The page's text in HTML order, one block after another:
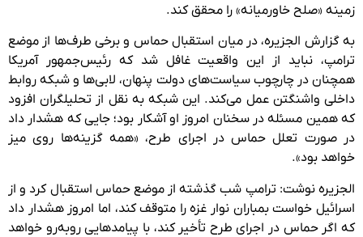
زمینه «صلح خاورمیانه» را محقق کند.
به گزارش الجزیره، در میان استقبال حماس و برخی طرف‌ها از موضع
ترامپ، نباید از این واقعیت غافل شد که رئیس‌جمهور آمریکا
همچنان در چارچوب سیاست‌های دولت پنهان، لابی‌ها و شبکه روابط
داخلی واشنگتن عمل می‌کند. این شبکه به نقل از تحلیلگران افزود
که همین مسئله در سخنان امروز او آشکار بود؛ جایی که هشدار داد
در صورت تعلل حماس در اجرای طرح، «همه گزینه‌ها روی میز
خواهد بود».
الجزیره نوشت: ترامپ شب گذشته از موضع حماس استقبال کرد و از
اسرائیل خواست بمباران نوار غزه را متوقف کند، اما امروز هشدار داد
که اگر حماس در اجرای طرح تأخیر کند، با پیامدهایی روبه‌رو خواهد